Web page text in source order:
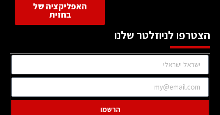
האפליקציה של
בחזית
הצטרפו לניוזלטר שלנו
הרשמו